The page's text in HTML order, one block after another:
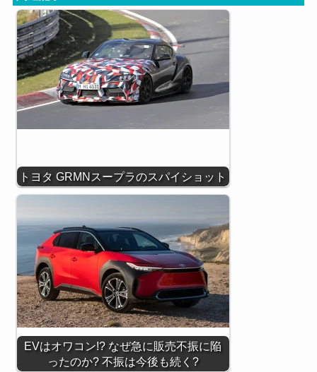
トヨタ GRMNスープラのスパイショット
EVはオワコン!? なぜ急に販売不振に陥
ったのか? 不振は今後も続く?